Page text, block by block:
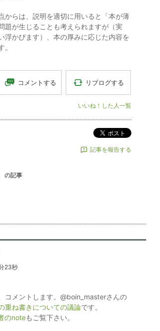
からは、説明を適切に用いると「本が薄
題が生じることも考えられますが（実
浮かびます）、本の厚みに応じた内容を
コメントする リブログする
いいね！した人一覧
ポスト
記事を報告する
の記事
23秒
コメントします。@boin_masterさんの
重ね書きについての議論です。
のnoteもご覧下さい。